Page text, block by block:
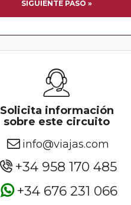
SIGUIENTE PASO »
Solicita información
sobre este circuito
info@viajas.com
+34 958 170 485
+34 676 231 066